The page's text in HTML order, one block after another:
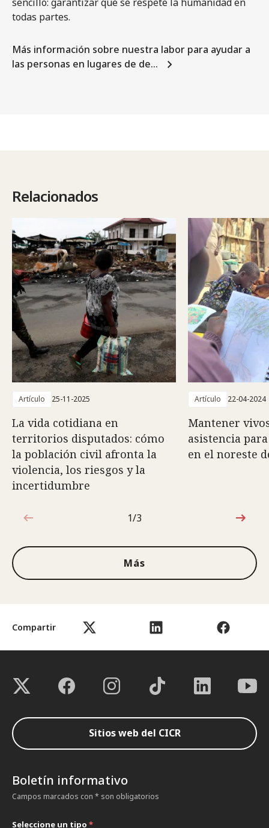
Compartir
todas partes.
Más información sobre nuestra labor para ayudar a
las personas en lugares de de…
Relacionados
Artículo 25-11-2025
La vida cotidiana en
territorios disputados: cómo
la población civil afronta la
violencia, los riesgos y la
incertidumbre
Artículo 22-04-2024
Mantener
asistencia
en el noreste
1de3
1/3
Más
Sitios web del CICR
Boletín informativo
Campos marcados con * son obligatorios
Seleccione un tipo *